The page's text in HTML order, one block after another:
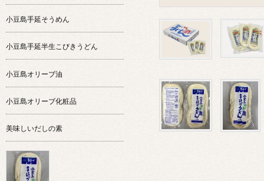
小豆島手延そうめん
小豆島手延半生こびきうどん
小豆島オリーブ油
小豆島オリーブ化粧品
美味しいだしの素